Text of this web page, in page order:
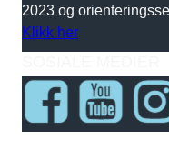
2023 og
Klikk her